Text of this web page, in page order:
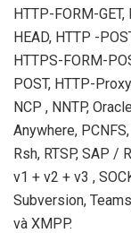
HTTP-FORM-
HEAD, HTTP -
HTTPS-FORM-
POST, HTTP-
NCP , NNTP,
Anywhere,
Rsh, RTSP, SAP /
v1 + v2 + v3 ,
Subversion,
và XMPP.